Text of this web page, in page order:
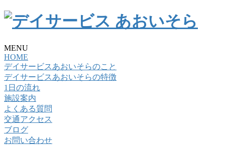
MENU
HOME
デイサービスあおいそらのこと
デイサービスあおいそらの特徴
1日の流れ
施設案内
よくある質問
交通アクセス
ブログ
お問い合わせ